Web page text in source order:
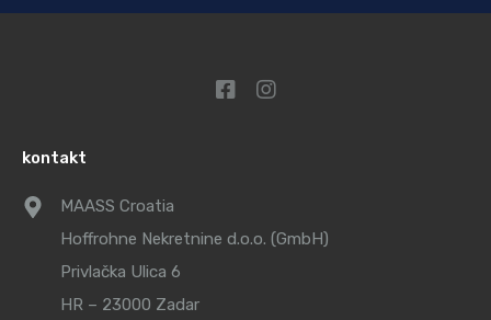
kontakt
MAASS Croatia
Hoffrohne Nekretnine d.o.o. (GmbH)
Privlačka Ulica 6
HR – 23000 Zadar